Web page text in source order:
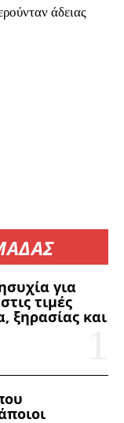
για
τιμές
ξηρασίας και
άδειας